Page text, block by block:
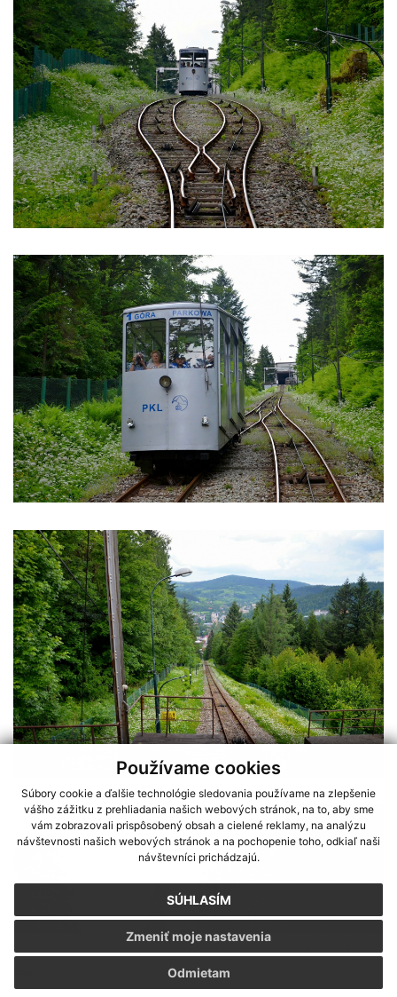
Používame cookies
Súbory cookie a ďalšie technológie sledovania používame na zlepšenie
vášho zážitku z prehliadania našich webových stránok, na to, aby sme
vám zobrazovali prispôsobený obsah a cielené reklamy, na analýzu
návštevnosti našich webových stránok a na pochopenie toho, odkiaľ naši
návštevníci prichádzajú.
SÚHLASÍM
Odmietam
Zmeniť moje nastavenia
Sme partnerom programu Košického samosprávneho kraja Terra
Incognita